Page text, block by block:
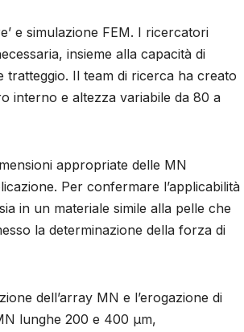
e simulazione FEM. I ricercatori
insieme alla capacità di
tratteggio. Il team di ricerca ha creato
interno e altezza variabile da 80 a
appropriate delle MN
Per confermare l’applicabilità
in un materiale simile alla pelle che
la determinazione della forza di
dell’array MN e l’erogazione di
lunghe 200 e 400 μm,